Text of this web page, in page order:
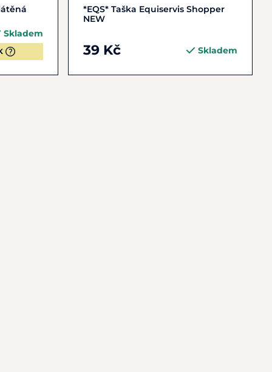
Skladem
Do košíku
*EQS* Taška Equiservis Shopper
NEW
39 Kč Skladem